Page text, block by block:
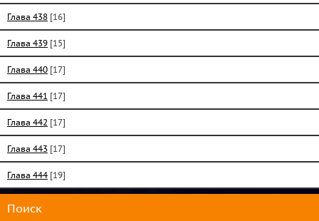
Глава 438 [16]
Глава 439 [15]
Глава 440 [17]
Глава 441 [17]
Глава 442 [17]
Глава 443 [17]
Глава 444 [19]
Поиск